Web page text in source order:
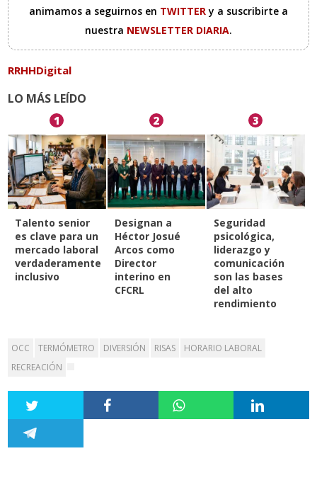
animamos a seguirnos en TWITTERy a suscribirte a
nuestra NEWSLETTER DIARIA.
RRHHDigital
LO MÁS LEÍDO
1
Talento senior
es clave para un
mercado laboral
verdaderamente
inclusivo
2
Designan a
Héctor Josué
Arcos como
Director
interino en
CFCRL
3
Seguridad
psicológica,
liderazgo y
comunicación
son las bases
del alto
rendimiento
OCC TERMÓMETRO DIVERSIÓN RISAS
HORARIO LABORAL
RECREACIÓN